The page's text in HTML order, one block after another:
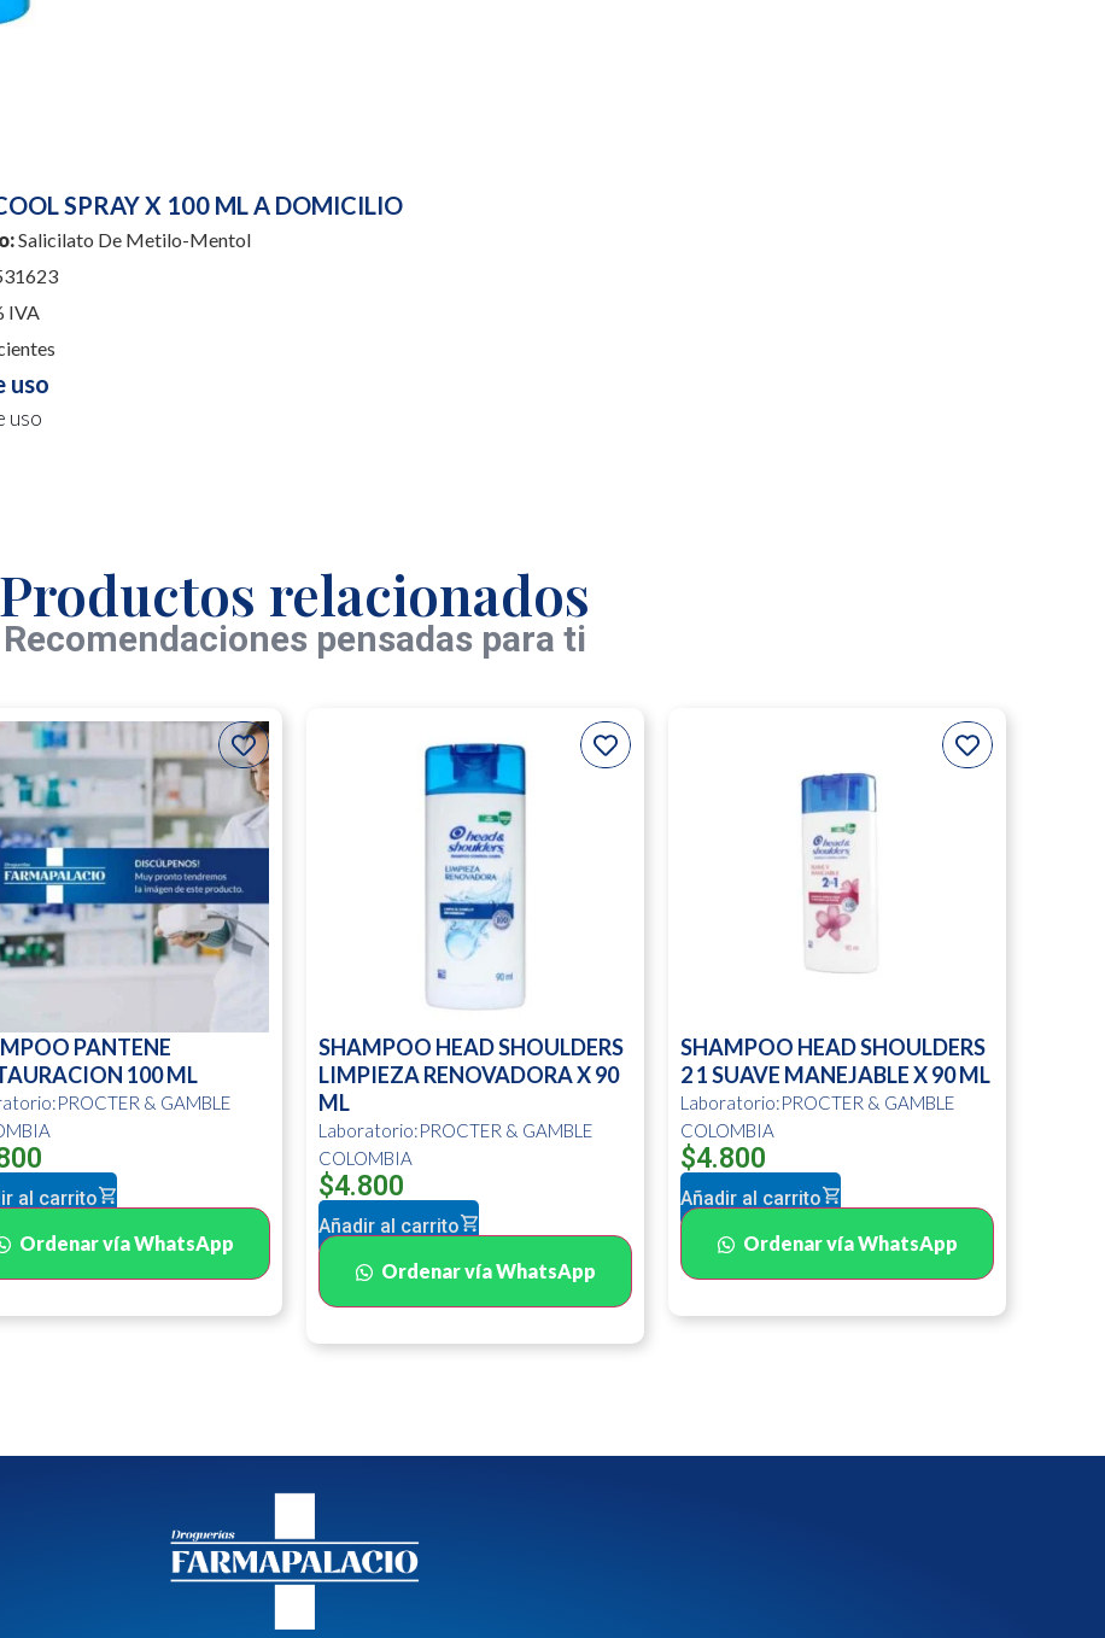
SPRAY X 100 ML A DOMICILIO
Salicilato De Metilo-Mentol
IVA
uso
uso
Productos relacionados
Recomendaciones pensadas para ti
PANTENE
100 ML
& GAMBLE
al carrito
Ordenar vía WhatsApp
SHAMPOO HEAD SHOULDERS
LIMPIEZA RENOVADORA X 90
ML
Laboratorio:PROCTER & GAMBLE
COLOMBIA
$4.800
Añadir al carrito
Ordenar vía WhatsApp
SHAMPOO HEAD SHOULDERS
2 1 SUAVE MANEJABLE X 90 ML
Laboratorio:PROCTER & GAMBLE
COLOMBIA
$4.800
Añadir al carrito
Ordenar vía WhatsApp